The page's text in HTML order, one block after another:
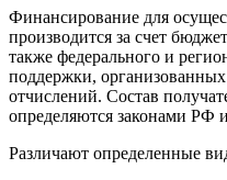
Финансирование для
производится за счет
также федерального и
поддержки,
отчислений. Состав
определяются законами РФ
Различают определенные